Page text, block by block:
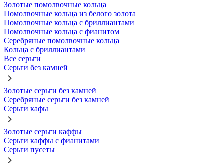
Золотые помолвочные кольца
Помолвочные кольца из белого золота
Помолвочные кольца с бриллиантами
Помолвочные кольца с фианитом
Серебряные помолвочные кольца
Кольца с бриллиантами
Все серьги
Серьги без камней
Золотые серьги без камней
Серебряные серьги без камней
Серьги кафы
Золотые серьги каффы
Серьги каффы с фианитами
Серьги пусеты